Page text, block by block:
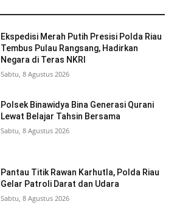
Ekspedisi Merah Putih Presisi Polda Riau
Tembus Pulau Rangsang, Hadirkan
Negara di Teras NKRI
Sabtu, 8 Agustus 2026
Polsek Binawidya Bina Generasi Qurani
Lewat Belajar Tahsin Bersama
Sabtu, 8 Agustus 2026
Pantau Titik Rawan Karhutla, Polda Riau
Gelar Patroli Darat dan Udara
Sabtu, 8 Agustus 2026